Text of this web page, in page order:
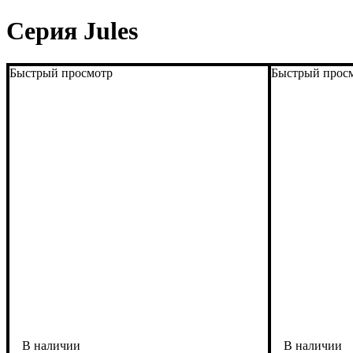
Серия Jules
Быстрый просмотр Быстрый